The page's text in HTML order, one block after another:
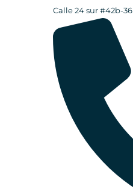
Calle 24 sur #42b-36